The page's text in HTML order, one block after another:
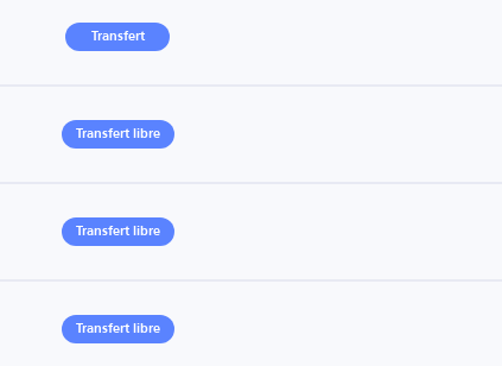
Transfert
Transfert libre
Transfert libre
Transfert libre